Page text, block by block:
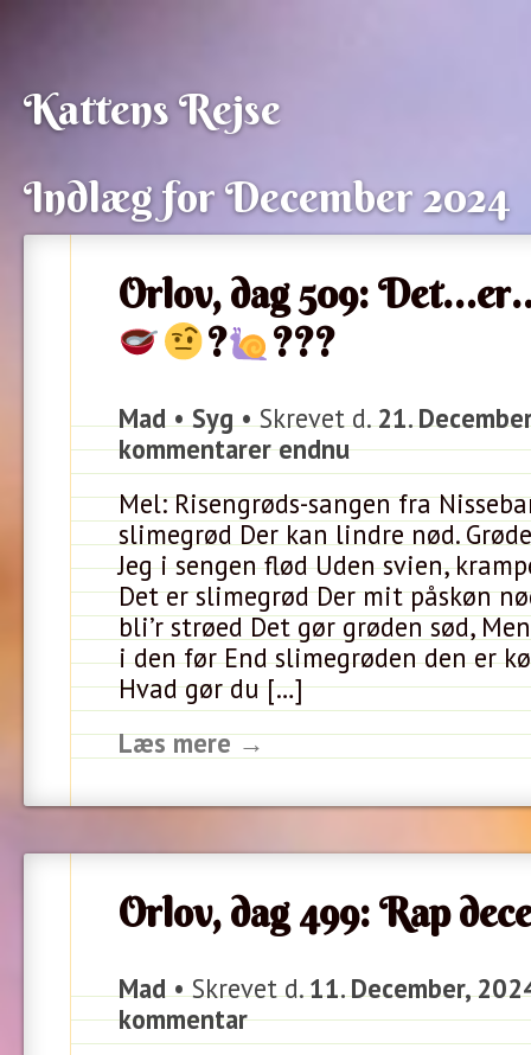
Kattens Rejse
Indlæg for December 2024
Orlov, dag 509:
?
???
Mad•Syg• Skrevet d.21.
kommentarer endnu
Mel: Risengrøds-sangen fra
slimegrød Der kan lindre nød.
Jeg i sengen flød Uden svien,
Det er slimegrød Der mit påskøn
bli’r strøed Det gør grøden sød,
i den før End slimegrøden den er
Hvad gør du […]
Læs mere →
Orlov, dag 499: Rap
Mad• Skrevet d.11. December,
kommentar